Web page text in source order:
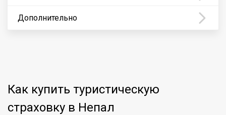
Дополнительно
Как купить туристическую
страховку в Непал